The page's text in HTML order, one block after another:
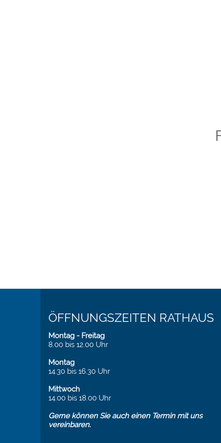
ÖFFNUNGSZEITEN RATHAUS
Montag - Freitag
8.00 bis 12.00 Uhr
Montag
14.30 bis 16.30 Uhr
Mittwoch
14.00 bis 18.00 Uhr
Gerne können Sie auch einen Termin mit uns
vereinbaren.